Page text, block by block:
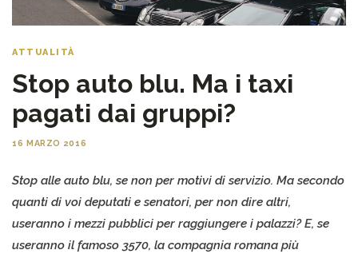
ATTUALITÀ
Stop auto blu. Ma i taxi
pagati dai gruppi?
16 MARZO 2016
Stop alle auto blu, se non per motivi di servizio. Ma secondo
quanti di voi deputati e senatori, per non dire altri,
useranno i mezzi pubblici per raggiungere i palazzi? E, se
useranno il famoso 3570, la compagnia romana più